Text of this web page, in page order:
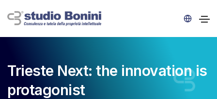
Trieste Next: the innovation is
protagonist